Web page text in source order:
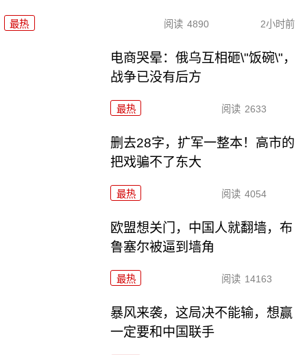
最热 阅读 4890 2小时前
电商哭晕：俄乌互相砸\"饭碗\"，
战争已没有后方
最热 阅读 2633
删去28字，扩军一整本！高市的
把戏骗不了东大
最热 阅读 4054
欧盟想关门，中国人就翻墙，布
鲁塞尔被逼到墙角
最热 阅读 14163
暴风来袭，这局决不能输，想赢
一定要和中国联手